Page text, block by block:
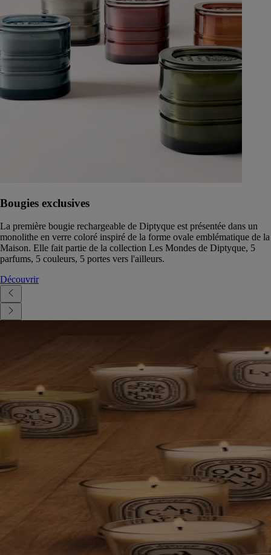
Bougies exclusives
La première bougie rechargeable de Diptyque est présentée dans un
monolithe en verre coloré inspiré de la forme ovale emblématique de la
Maison. Elle fait partie de la collection Les Mondes de Diptyque, 5
parfums, 5 couleurs, 5 portes vers l'ailleurs.
Découvrir